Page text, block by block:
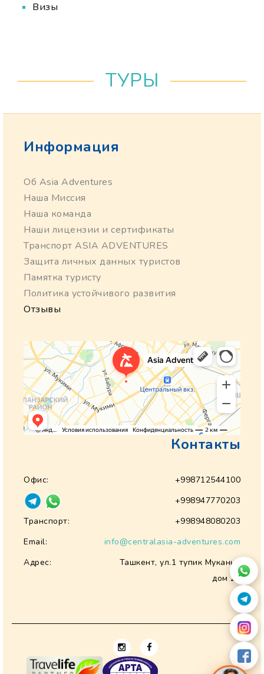
Визы
ТУРЫ
Информация
Об Asia Adventures
Наша Миссия
Наша команда
Наши лицензии и сертификаты
Транспорт ASIA ADVENTURES
Защита личных данных туристов
Памятка туристу
Политика устойчивого развития
Отзывы
Контакты
Офис:
+998712544100
+998947770203
Транспорт:
+998948080203
Email:
info@centralasia-adventures.com
Адрес:
Ташкент, ул.1 тупик Муканна
дом 28